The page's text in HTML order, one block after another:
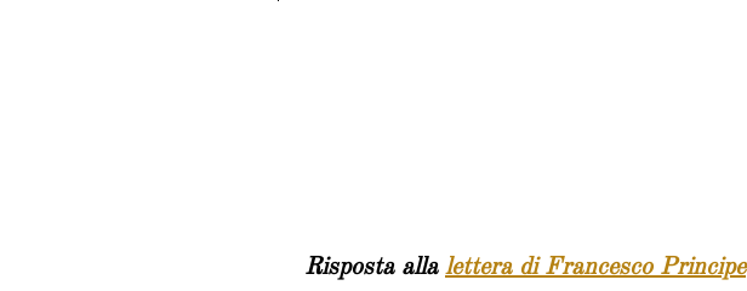
Risposta alla lettera di Francesco Principe